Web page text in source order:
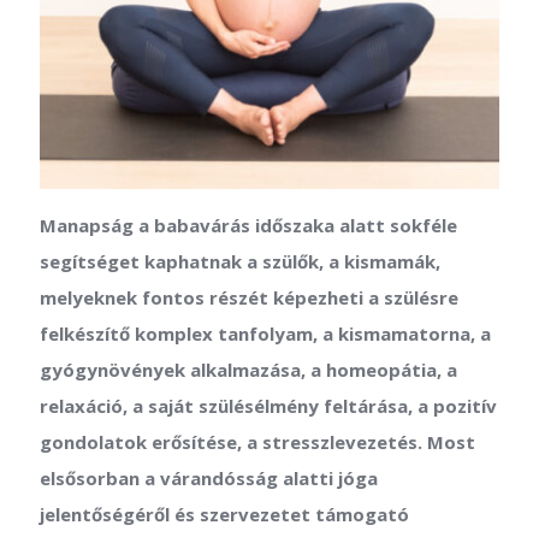
Manapság a babavárás időszaka alatt sokféle
segítséget kaphatnak a szülők, a kismamák,
melyeknek fontos részét képezheti a szülésre
felkészítő komplex tanfolyam, a kismamatorna, a
gyógynövények alkalmazása, a homeopátia, a
relaxáció, a saját szülésélmény feltárása, a pozitív
gondolatok erősítése, a stresszlevezetés. Most
elsősorban a várandósság alatti jóga
jelentőségéről és szervezetet támogató